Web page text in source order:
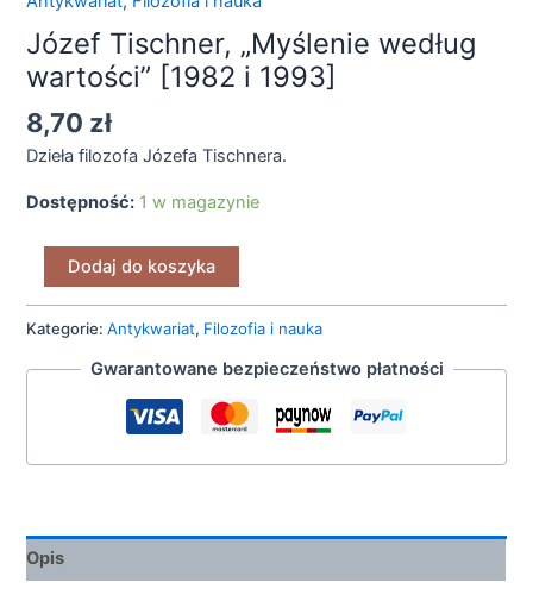
Józef Tischner, „Myślenie według
wartości” [1982 i 1993]
8,70 zł
Dzieła filozofa Józefa Tischnera.
Dostępność: 1 w magazynie
Dodaj do koszyka
Kategorie:Antykwariat, Filozofia i nauka
Gwarantowane bezpieczeństwo płatności
Opis